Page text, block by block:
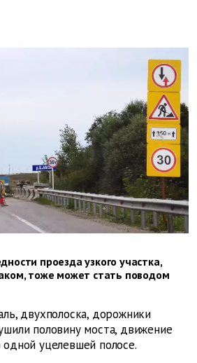
проезда узкого участка,
тоже может стать поводом
двухполоска, дорожники
половину моста, движение
уцелевшей полосе.